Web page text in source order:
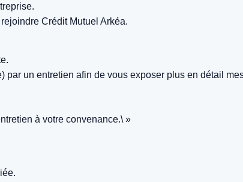
Crédit Mutuel Arkéa.
par un entretien afin de vous exposer plus en détail
à votre convenance.\ »